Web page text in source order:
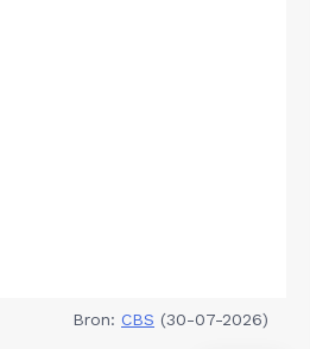
Bron: CBS (30-07-2026)